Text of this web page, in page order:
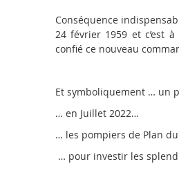
Conséquence
24 février 1959 et c’est
confié ce nouveau
Et symboliquement … un
… en Juillet 2022…
… les pompiers de Plan
… pour investir les
…